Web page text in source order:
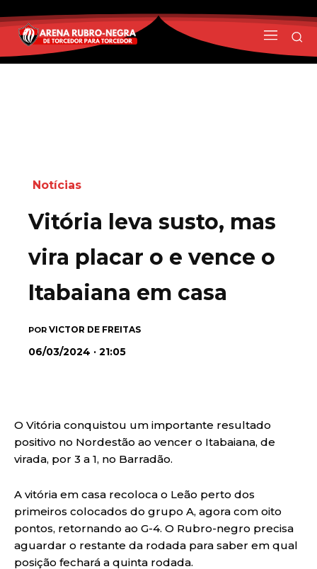
Notícias
Vitória leva susto, mas
vira placar o e vence o
Itabaiana em casa
POR VICTOR DE FREITAS
06/03/2024 · 21:05
O Vitória conquistou um importante resultado
positivo no Nordestão ao vencer o Itabaiana, de
virada, por 3 a 1, no Barradão.
A vitória em casa recoloca o Leão perto dos
primeiros colocados do grupo A, agora com oito
pontos, retornando ao G-4. O Rubro-negro precisa
aguardar o restante da rodada para saber em qual
posição fechará a quinta rodada.